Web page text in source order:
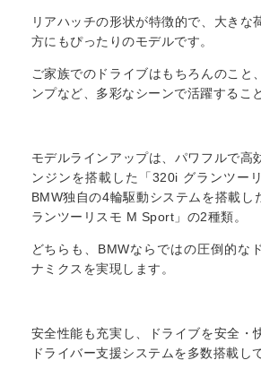
リアハッチの形状が特徴的で、大きな
方にもぴったりのモデルです。
ご家族でのドライブはもちろんのこと
ンプなど、多彩なシーンで活躍するこ
モデルラインアップは、パワフルで高
ンジンを搭載した「320i グランツー
BMW独自の4輪駆動システムを搭載
ランツーリスモ M Sport」の2種類。
どちらも、BMWならではの圧倒的な
ナミクスを実現します。
安全性能も充実し、ドライブを安全・
ドライバー支援システムを多数搭載し